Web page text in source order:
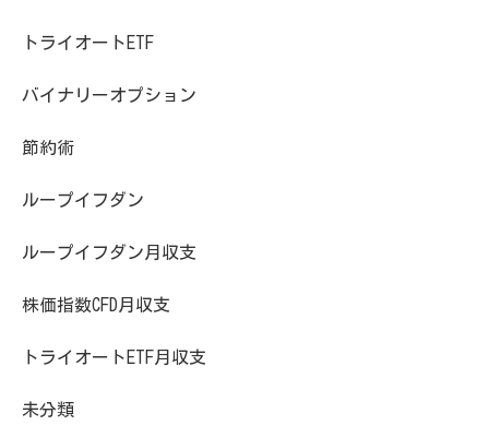
トライオートETF
バイナリーオプション
節約術
ループイフダン
ループイフダン月収支
株価指数CFD月収支
トライオートETF月収支
未分類